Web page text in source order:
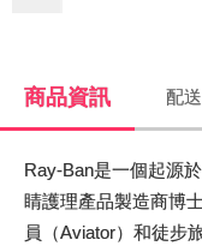
商品資訊 配
Ray-Ban是一個起源
睛護理產品製造商博
員（Aviator）和徒步